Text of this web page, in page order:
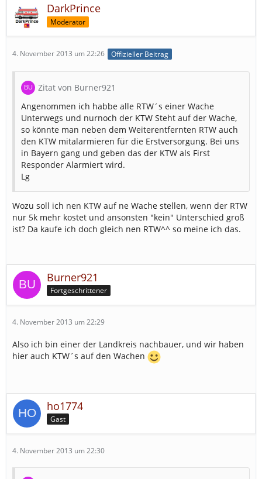
DarkPrince
Moderator
4. November 2013 um 22:26 Offizieller Beitrag
Zitat von Burner921
Angenommen ich habbe alle RTW´s einer Wache
Unterwegs und nurnoch der KTW Steht auf der Wache,
so könnte man neben dem Weiterentfernten RTW auch
den KTW mitalarmieren für die Erstversorgung. Bei uns
in Bayern gang und geben das der KTW als First
Responder Alarmiert wird.
Lg
Wozu soll ich nen KTW auf ne Wache stellen, wenn der RTW
nur 5k mehr kostet und ansonsten "kein" Unterschied groß
ist? Da kaufe ich doch gleich nen RTW^^ so meine ich das.
Burner921
Fortgeschrittener
4. November 2013 um 22:29
Also ich bin einer der Landkreis nachbauer, und wir haben
hier auch KTW´s auf den Wachen
ho1774
Gast
4. November 2013 um 22:30